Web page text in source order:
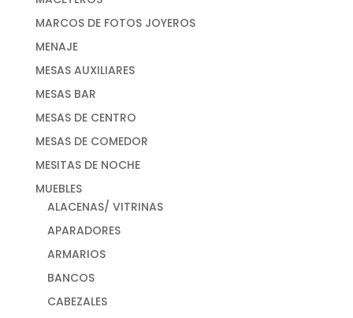
MARCOS DE FOTOS JOYEROS
MENAJE
MESAS AUXILIARES
MESAS BAR
MESAS DE CENTRO
MESAS DE COMEDOR
MESITAS DE NOCHE
MUEBLES
ALACENAS/ VITRINAS
APARADORES
ARMARIOS
BANCOS
CABEZALES